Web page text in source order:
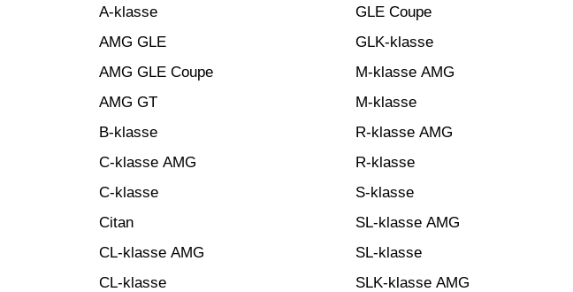
A-klasse
AMG GLE
AMG GLE Coupe
AMG GT
B-klasse
C-klasse AMG
C-klasse
Citan
CL-klasse AMG
CL-klasse
GLE Coupe
GLK-klasse
M-klasse AMG
M-klasse
R-klasse AMG
R-klasse
S-klasse
SL-klasse AMG
SL-klasse
SLK-klasse AMG